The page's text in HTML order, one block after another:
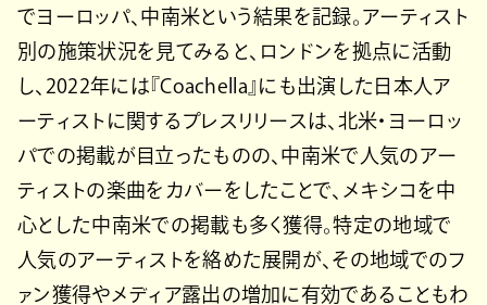
でヨーロッパ、中南米という結果を記録。アーティスト
別の施策状況を見てみると、ロンドンを拠点に活動
し、2022年には『Coachella』にも出演した日本人ア
ーティストに関するプレスリリースは、北米・ヨーロッ
パでの掲載が目立ったものの、中南米で人気のアー
ティストの楽曲をカバーをしたことで、メキシコを中
心とした中南米での掲載も多く獲得。特定の地域で
人気のアーティストを絡めた展開が、その地域でのフ
ァン獲得やメディア露出の増加に有効であることもわ